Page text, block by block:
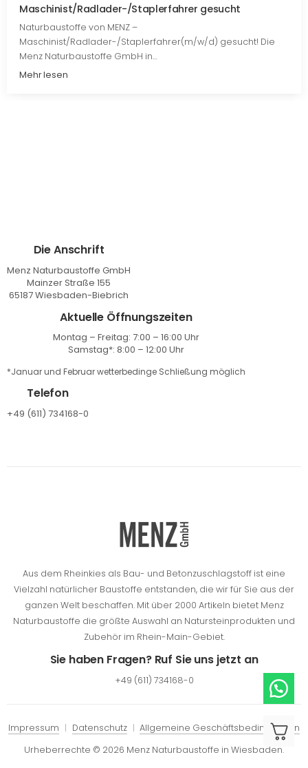
Maschinist/Radlader-/Staplerfahrer gesucht
Naturbaustoffe von MENZ –
Maschinist/Radlader-/Staplerfahrer(m/w/d) gesucht! Die
Menz Naturbaustoffe GmbH in…
Mehr lesen
Die Anschrift
Menz Naturbaustoffe GmbH
Mainzer Straße 155
65187 Wiesbaden-Biebrich
Aktuelle Öffnungszeiten
Montag – Freitag: 7:00 – 16:00 Uhr
Samstag*: 8:00 – 12:00 Uhr
*Januar und Februar wetterbedinge Schließung möglich
Telefon
+49 (611) 734168-0
Aus dem Rheinkies als Bau- und Betonzuschlagstoff ist eine
Vielzahl natürlicher Baustoffe entstanden, die wir für Sie aus der
ganzen Welt beschaffen. Mit über 2000 Artikeln bietet Menz
Naturbaustoffe die größte Auswahl an Natursteinprodukten und
Zubehör im Rhein-Main-Gebiet.
Sie haben Fragen? Ruf Sie uns jetzt an
+49 (611) 734168-0
Urheberrechte © 2026 Menz Naturbaustoffe in Wiesbaden.
Impressum Datenschutz Allgemeine Geschäftsbedingungen